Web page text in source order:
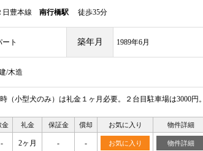
日豊本線 南行橋駅 徒歩35分
ート 築年月 1989年6月
/木造
小型犬のみ）は礼金１ヶ月必要。２台目駐車場は3000円。
金 礼金 保証金 償却 お気に入り 物件詳細
- 2ヶ月 - - お気に入り 物件詳細